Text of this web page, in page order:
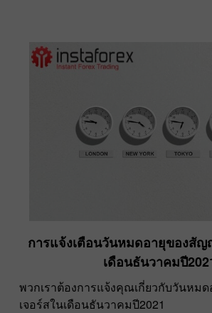
การแจ้งเตือนวันหมดอายุของสัญ
เดือนธันวาคมปี
พวกเราต้องการแจ้งคุณเกี่ยวกับวันหม
เจอร์สในเดือนธันวาคมปี2021